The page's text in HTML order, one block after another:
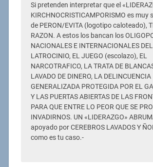
Si pretenden interpretar que el
KIRCHNOCRISTICAMPORISMO es muy
de PERON/EVITA (logotipo caloteado),
RAZON. A estos los bancan los
NACIONALES E INTERNACIONALES DEL
LATROCINIO, EL JUEGO (escolazo), EL
NARCOTRAFICO, LA TRATA DE
LAVADO DE DINERO, LA DELINCUENCIA
GENERALIZADA PROTEGIDA POR EL
Y LAS PUERTAS ABIERTAS DE LAS
PARA QUE ENTRE LO PEOR QUE SE
INVADIRNOS. UN «LIDERAZGO»
apoyado por CEREBROS LAVADOS Y
como es tu caso.-